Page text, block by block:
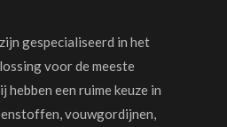
gespecialiseerd in het
voor de meeste
een ruime keuze in
vouwgordijnen,